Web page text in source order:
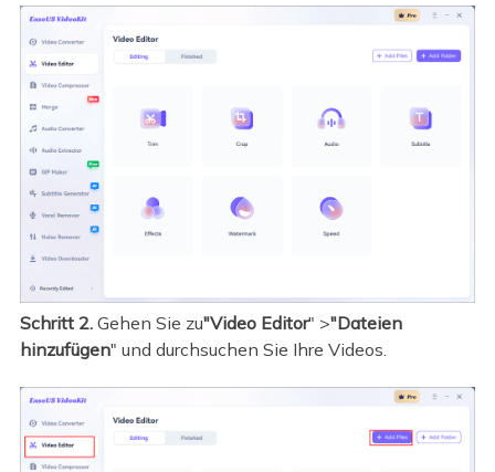
Schritt 2. Gehen Sie zu"Video Editor" >"Dateien
hinzufügen" und durchsuchen Sie Ihre Videos.